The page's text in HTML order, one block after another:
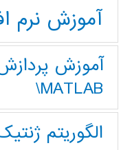
آموزش نرم
آموزش
MATLAB\
الگوریتم